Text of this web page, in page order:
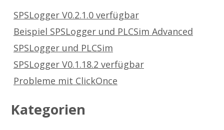
SPSLogger V0.2.1.0 verfügbar
Beispiel SPSLogger und PLCSim Advanced
SPSLogger und PLCSim
SPSLogger V0.1.18.2 verfügbar
Probleme mit ClickOnce
Kategorien